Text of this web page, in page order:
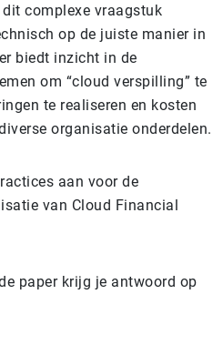
complexe vraagstuk
op de juiste manier in
biedt inzicht in de
om “cloud verspilling” te
te realiseren en kosten
organisatie onderdelen.
aan voor de
van Cloud Financial
paper krijg je antwoord op